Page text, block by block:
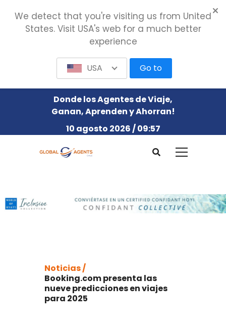
Donde los Agentes de Viaje,
Ganan, Aprenden y Ahorran!
10 agosto 2026 / 09:57
Noticias /
Booking.com presenta las
nueve predicciones en viajes
para 2025
We detect that you're visiting us from United
States. Visit USA's web for a much better
experience
USA Go to